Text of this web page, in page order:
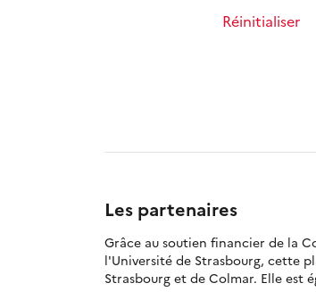
Réinitialiser
Les partenaires
Grâce au soutien financier de la
l'Université de Strasbourg, cette
Strasbourg et de Colmar. Elle est